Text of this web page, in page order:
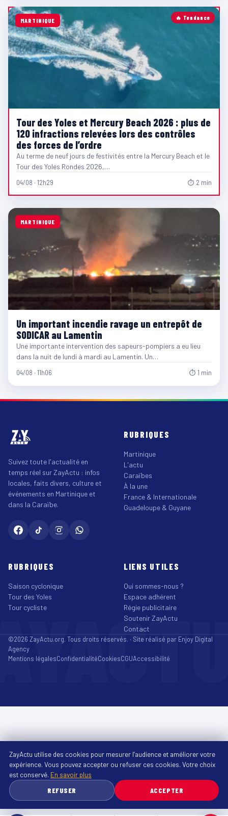
🔥 Tendance
MARTINIQUE
Tour des Yoles et Mercury Beach 2026 : plus de
120 infractions relevées lors des contrôles
des forces de l’ordre
Au terme de neuf jours de festivités entre la Mercury Beach et le
Tour des Yoles Rondes 2026,…
04/08 · 12h29 ⏱ 2 min
MARTINIQUE
Un important incendie ravage un entrepôt de
SODICAR au Lamentin
Une importante intervention des sapeurs-pompiers a eu lieu
dans la nuit de lundi à mardi au Lamentin. Un…
04/08 · 11h06 ⏱ 1 min
Suivez toute l'actualité en
temps réel sur ZayActu : infos
locales, faits divers, culture et
événements en Martinique et
dans la Caraïbe.
RUBRIQUES
Martinique
L'actu
Caraïbes
À la une
France & Internationale
Guadeloupe & Guyane
RUBRIQUES
Saison cyclonique
Tour des Yoles
Tour cycliste
LIENS UTILES
Qui sommes-nous ?
Espace adhérent
Régie publicitaire
Soutenir ZayActu
Contact
©2026 ZayActu.org. Tous droits réservés. · Site réalisé par Enjoy Digital
Agency
Mentions légalesConfidentialitéCookiesCGUAccessibilité
ZayActu utilise des cookies pour mesurer l’audience et améliorer votre
expérience. Vous pouvez accepter ou refuser ces cookies. Votre choix
est conservé. En savoir plus
REFUSER
ACCEPTER